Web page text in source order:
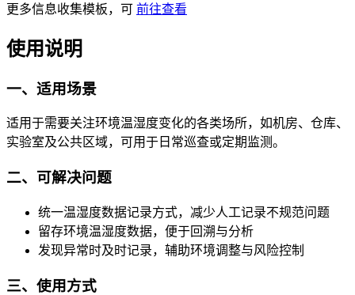
更多信息收集模板，可 前往查看
使用说明
一、适用场景
适用于需要关注环境温湿度变化的各类场所，如机房、仓库、
实验室及公共区域，可用于日常巡查或定期监测。
二、可解决问题
统一温湿度数据记录方式，减少人工记录不规范问题
留存环境温湿度数据，便于回溯与分析
发现异常时及时记录，辅助环境调整与风险控制
三、使用方式